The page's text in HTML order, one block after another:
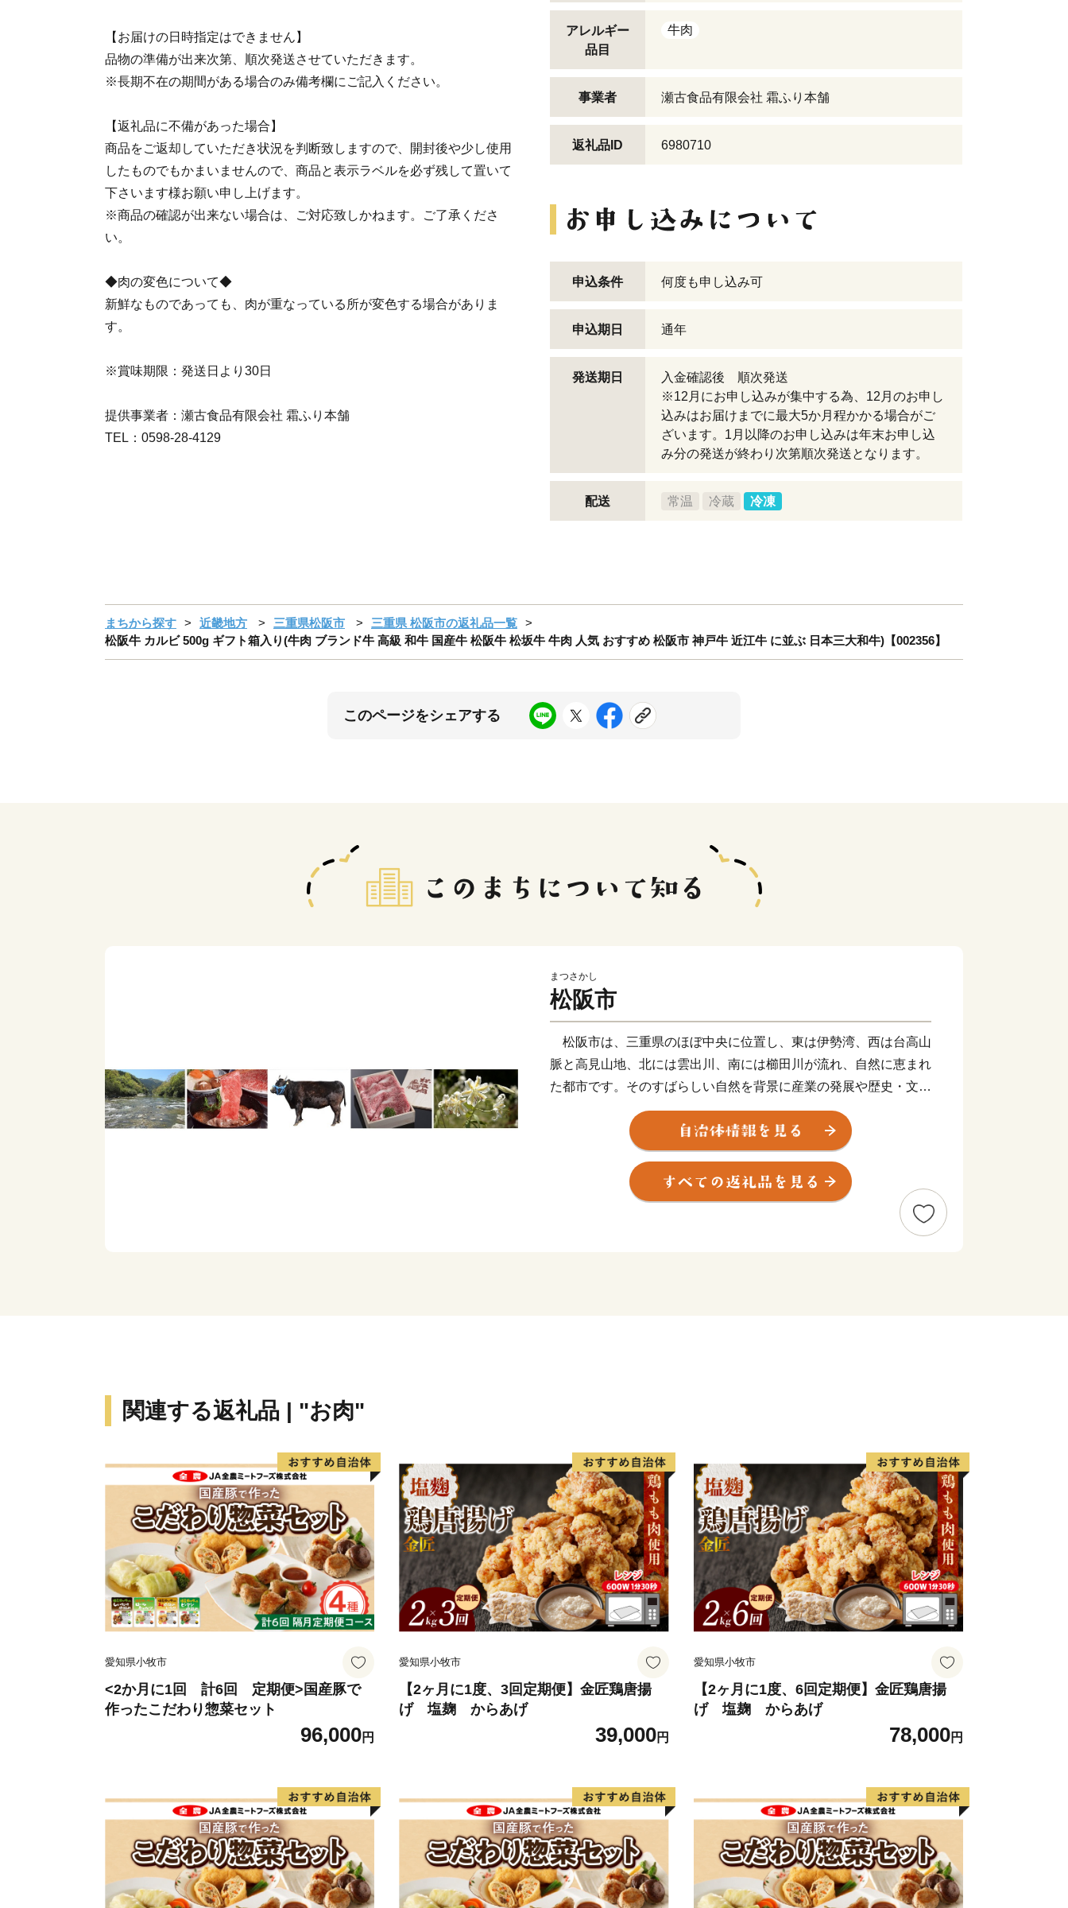
【お届けの日時指定はできません】
品物の準備が出来次第、順次発送させていただきます。
※長期不在の期間がある場合のみ備考欄にご記入ください。
【返礼品に不備があった場合】
商品をご返却していただき状況を判断致しますので、開封後や少し使用
したものでもかまいませんので、商品と表示ラベルを必ず残して置いて
下さいます様お願い申し上げます。
※商品の確認が出来ない場合は、ご対応致しかねます。ご了承くださ
い。
◆肉の変色について◆
新鮮なものであっても、肉が重なっている所が変色する場合がありま
す。
※賞味期限：発送日より30日
提供事業者：瀬古食品有限会社 霜ふり本舗
TEL：0598-28-4129
アレルギー
品目
牛肉
事業者 瀬古食品有限会社 霜ふり本舗
返礼品ID 6980710
申込条件 何度も申し込み可
申込期日 通年
発送期日
入金確認後 順次発送
※12月にお申し込みが集中する為、12月のお申し
込みはお届けまでに最大5か月程かかる場合がご
ざいます。1月以降のお申し込みは年末お申し込
み分の発送が終わり次第順次発送となります。
配送 常温 冷蔵 冷凍
まちから探す 近畿地方 三重県松阪市
三重県 松阪市の返礼品一覧
松阪牛 カルビ 500g ギフト箱入り(牛肉 ブランド牛 高級 和牛 国産牛 松阪牛 松坂牛 牛肉 人気 おすすめ 松阪市 神戸牛 近江牛 に並ぶ 日本三大和牛)【002356】
このページをシェアする
まつさかし
松阪市
松阪市は、三重県のほぼ中央に位置し、東は伊勢湾、西は台高山
脈と高見山地、北には雲出川、南には櫛田川が流れ、自然に恵まれ
た都市です。そのすばらしい自然を背景に産業の発展や歴史・文化
が育まれてきました。
全国的に有名な“松阪牛（まつさかうし）”をはじめとする誇り高
き特産品や江戸時代の面影をそのまま残す御城番屋敷、国内最大の
船形埴輪など歴史ロマンにあふれ、多くの歴史街道が交差していま
松阪市では、「子育てがしやすい」「安心して生活ができる」
関連する返礼品 | "お肉"
愛知県小牧市
<2か月に1回 計6回 定期便>国産豚で
作ったこだわり惣菜セット
96,000円
愛知県小牧市
【2ヶ月に1度、3回定期便】金匠鶏唐揚
げ 塩麹 からあげ
39,000円
愛知県小牧市
【2ヶ月に1度、6回定期便】金匠鶏唐揚
げ 塩麹 からあげ
78,000円